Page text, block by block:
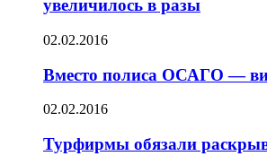
увеличилось в разы
02.02.2016
Вместо полиса ОСАГО —
02.02.2016
Турфирмы обязали